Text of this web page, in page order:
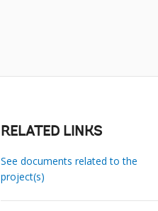
RELATED LINKS
See documents related to the
project(s)